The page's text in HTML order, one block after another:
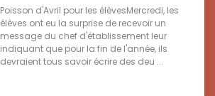
Poisson d'Avril pour les élèvesMercredi, les
élèves ont eu la surprise de recevoir un
message du chef d'établissement leur
indiquant que pour la fin de l'année, ils
devraient tous savoir écrire des deu ...